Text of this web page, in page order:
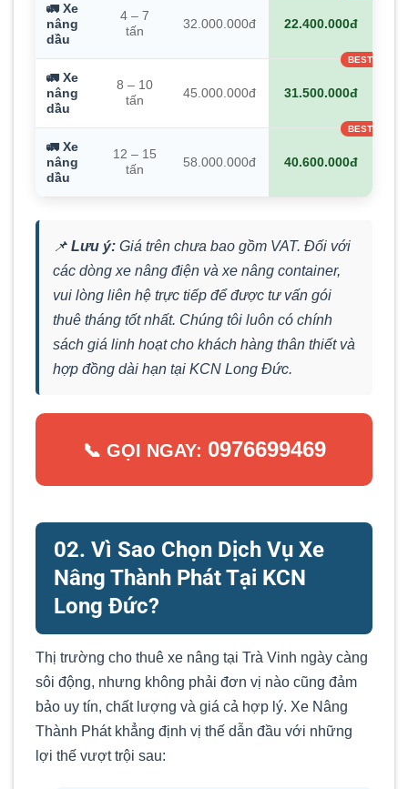
🚛 Xe
nâng
dầu
4 – 7
tấn
32.000.000đ 22.400.000đ
🚛 Xe
nâng
dầu
8 – 10
tấn
45.000.000đ 31.500.000đ
🚛 Xe
nâng
dầu
12 – 15
tấn
58.000.000đ 40.600.000đ
📌 Lưu ý: Giá trên chưa bao gồm VAT. Đối với
các dòng xe nâng điện và xe nâng container,
vui lòng liên hệ trực tiếp để được tư vấn gói
thuê tháng tốt nhất. Chúng tôi luôn có chính
sách giá linh hoạt cho khách hàng thân thiết và
hợp đồng dài hạn tại KCN Long Đức.
📞 GỌI NGAY: 0976699469
02. Vì Sao Chọn Dịch Vụ Xe
Nâng Thành Phát Tại KCN
Long Đức?
Thị trường cho thuê xe nâng tại Trà Vinh ngày càng
sôi động, nhưng không phải đơn vị nào cũng đảm
bảo uy tín, chất lượng và giá cả hợp lý. Xe Nâng
Thành Phát khẳng định vị thế dẫn đầu với những
lợi thế vượt trội sau: